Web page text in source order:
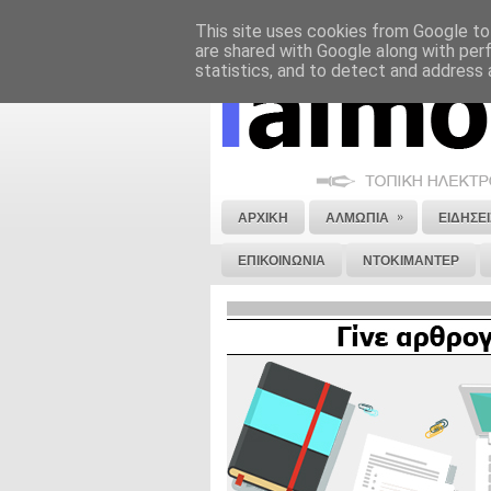
ΝΟΜΙΚΗ ΣΗΜΕΙΩΣΗ ΔΙΑΦΗΜΙΣΗ
ΑΡΧΙΚΗ ΑΛΜΩΠΙΑ »
ΕΠΙΚΟΙΝΩΝΙΑ ΝΤΟΚΙΜΑΝΤΕΡ
This site uses cookies from Google
are shared with Google along with
statistics, and to detect and address